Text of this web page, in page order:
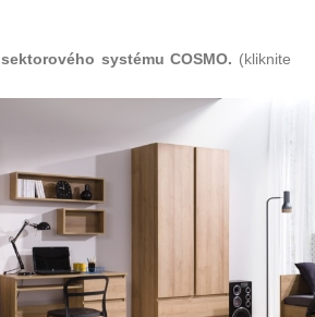
sektorového systému COSMO. (kliknite